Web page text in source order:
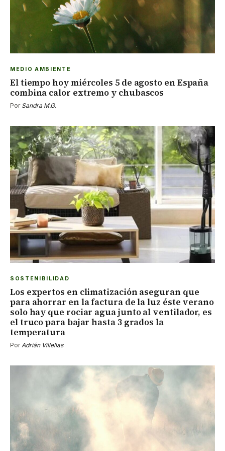
MEDIO AMBIENTE
El tiempo hoy miércoles 5 de agosto en España
combina calor extremo y chubascos
Por Sandra M.G.
SOSTENIBILIDAD
Los expertos en climatización aseguran que
para ahorrar en la factura de la luz éste verano
solo hay que rociar agua junto al ventilador, es
el truco para bajar hasta 3 grados la
temperatura
Por Adrián Villellas